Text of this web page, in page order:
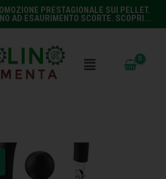
PRESTAGIONALE SUI PELLET.
AD ESAURIMENTO SCORTE. SCOPRI...